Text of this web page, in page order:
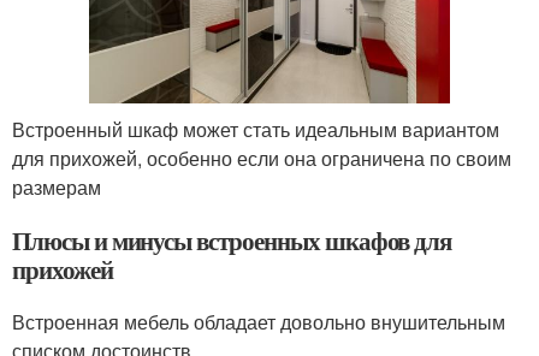
Встроенный шкаф может стать идеальным вариантом
для прихожей, особенно если она ограничена по своим
размерам
Плюсы и минусы встроенных шкафов для
прихожей
Встроенная мебель обладает довольно внушительным